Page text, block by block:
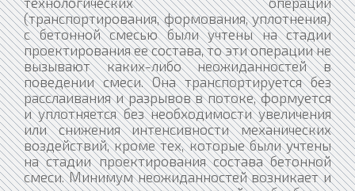
(транспортирования, формования, уплотнения)
с бетонной смесью были учтены на стадии
проектирования ее состава, то эти операции не
вызывают каких-либо неожиданностей в
поведении смеси. Она транспортируется без
расслаивания и разрывов в потоке, формуется
и уплотняется без необходимости увеличения
или снижения интенсивности механических
воздействий, кроме тех, которые были учтены
на стадии проектирования состава бетонной
смеси. Минимум неожиданностей возникает и